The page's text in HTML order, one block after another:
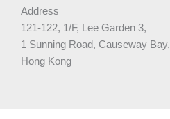
Address
121-122, 1/F, Lee Garden 3,
1 Sunning Road, Causeway Bay,
Hong Kong